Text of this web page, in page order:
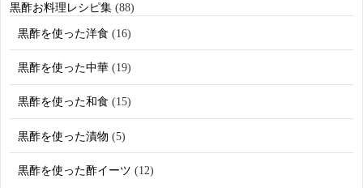
黒酢お料理レシピ集(88)
黒酢を使った洋食 (16)
黒酢を使った中華 (19)
黒酢を使った和食 (15)
黒酢を使った漬物 (5)
黒酢を使った酢イーツ (12)